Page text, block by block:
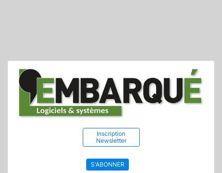
Inscription
Newsletter
S'ABONNER